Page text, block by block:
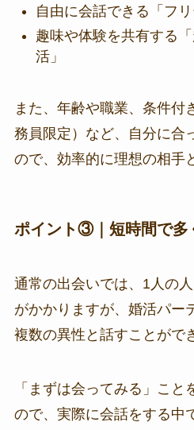
自由に会話できる「フリ
趣味や体験を共有する
活」
また、年齢や職業、条件付
務員限定）など、自分に合
ので、効率的に理想の相手
ポイント③｜短時間で多
通常の出会いでは、1人の
がかかりますが、婚活パー
複数の異性と話すことがで
「まずは会ってみる」こ
ので、実際に会話をする中